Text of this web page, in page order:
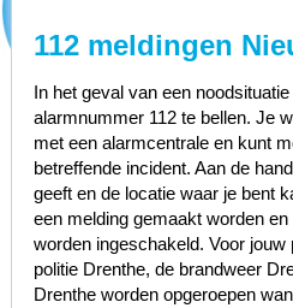
112 meldingen
In het geval van een
alarmnummer 112 te bellen. Je
met een alarmcentrale en kunt
betreffende incident. Aan de
geeft en de locatie waar je bent
een melding gemaakt worden
worden ingeschakeld. Voor
politie Drenthe, de brandweer
Drenthe worden opgeroepen